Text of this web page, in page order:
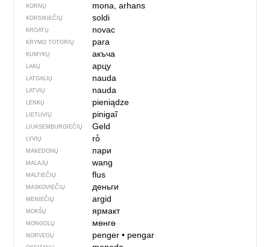
KORNŲ mona, arhans
KORSIKIEČIŲ soldi
KROATŲ novac
KRYMO TOTORIŲ para
KUMYKŲ акъча
LAKŲ арцу
LATGALIŲ nauda
LATVIŲ nauda
LENKŲ pieniądze
LIETUVIŲ pinigaĩ
LIUKSEMBURGIEČIŲ Geld
LYVIŲ rȱ
MAKEDONŲ пари
MALAJŲ wang
MALTIEČIŲ flus
MASKOVIEČIŲ деньги
MENIEČIŲ argid
MOKŠŲ ярмакт
MONGOLŲ мөнгө
NORVEGŲ penger• pengar